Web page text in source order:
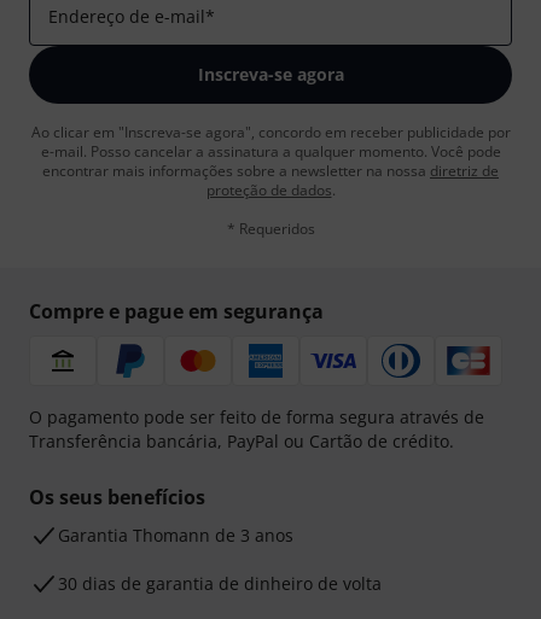
Endereço de e-mail*
Inscreva-se agora
Ao clicar em "Inscreva-se agora", concordo em receber publicidade por
e-mail. Posso cancelar a assinatura a qualquer momento. Você pode
encontrar mais informações sobre a newsletter na nossa diretriz de
proteção de dados.
* Requeridos
Compre e pague em segurança
O pagamento pode ser feito de forma segura através de
Transferência bancária, PayPal ou Cartão de crédito.
Os seus benefícios
Garantia Thomann de 3 anos
30 dias de garantia de dinheiro de volta